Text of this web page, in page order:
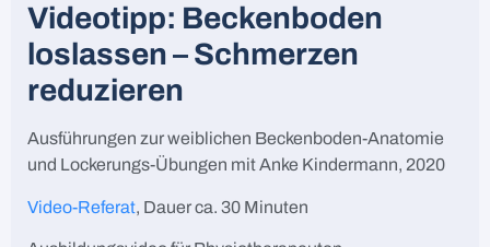
Videotipp: Beckenboden
loslassen – Schmerzen
reduzieren
Ausführungen zur weiblichen Beckenboden-Anatomie
und Lockerungs-Übungen mit Anke Kindermann, 2020
Video-Referat, Dauer ca. 30 Minuten